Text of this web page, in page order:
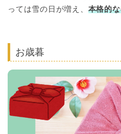
っては雪の日が増え、 本格的
お歳暮